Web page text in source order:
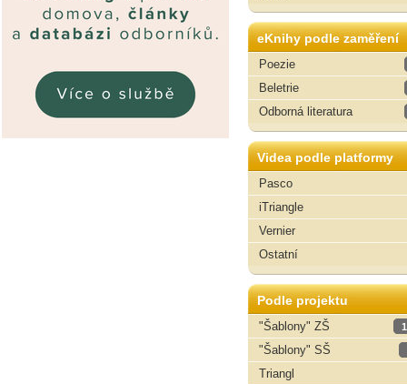
eKnihy podle zaměření
Poezie
Beletrie
Odborná literatura
Videa podle platformy
Pasco
iTriangle
Vernier
Ostatní
Podle projektu
"Šablony" ZŠ
"Šablony" SŠ
Triangl